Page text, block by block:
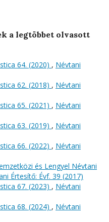
a legtöbbet olvasott
64. (2020) , Névtani
62. (2018) , Névtani
65. (2021) , Névtani
63. (2019) , Névtani
66. (2022) , Névtani
és Lengyel Névtani
Értesítő: Évf. 39 (2017)
67. (2023) , Névtani
68. (2024) , Névtani